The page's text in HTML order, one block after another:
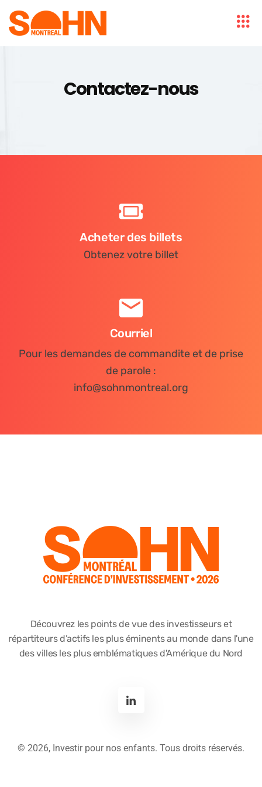
Contactez-nous
Acheter des billets
Obtenez votre billet
Courriel
Pour les demandes de commandite et de prise
de parole :
info@sohnmontreal.org
Découvrez les points de vue des investisseurs et
répartiteurs d’actifs les plus éminents au monde dans l'une
des villes les plus emblématiques d'Amérique du Nord
© 2026, Investir pour nos enfants. Tous droits réservés.